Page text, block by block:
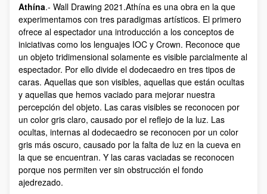
Athína.- Wall Drawing 2021.Athína es una obra en la que
experimentamos con tres paradigmas artísticos. El primero
ofrece al espectador una introducción a los conceptos de
iniciativas como los lenguajes IOC y Crown. Reconoce que
un objeto tridimensional solamente es visible parcialmente al
espectador. Por ello divide el dodecaedro en tres tipos de
caras. Aquellas que son visibles, aquellas que están ocultas
y aquellas que hemos vaciado para mejorar nuestra
percepción del objeto. Las caras visibles se reconocen por
un color gris claro, causado por el reflejo de la luz. Las
ocultas, internas al dodecaedro se reconocen por un color
gris más oscuro, causado por la falta de luz en la cueva en
la que se encuentran. Y las caras vaciadas se reconocen
porque nos permiten ver sin obstrucción el fondo
ajedrezado.